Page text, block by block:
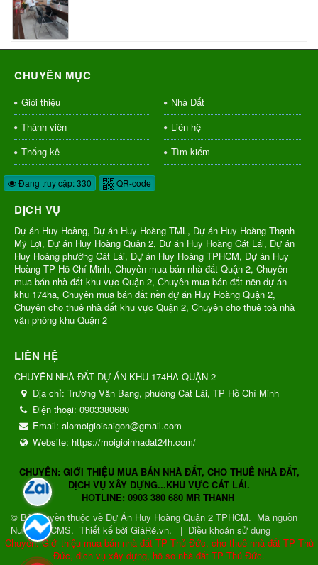
CHUYÊN MỤC
Giới thiệu
Nhà Đất
Thành viên
Liên hệ
Thống kê
Tìm kiếm
Đang truy cập: 330 QR-code
DỊCH VỤ
Dự án Huy Hoàng, Dự án Huy Hoàng TML, Dự án Huy Hoàng Thạnh
Mỹ Lợi, Dự án Huy Hoàng Quận 2, Dự án Huy Hoàng Cát Lái, Dự án
Huy Hoàng phường Cát Lái, Dự án Huy Hoàng TPHCM, Dự án Huy
Hoàng TP Hồ Chí Minh, Chuyên mua bán nhà đất Quận 2, Chuyên
mua bán nhà đất khu vực Quận 2, Chuyên mua bán đất nền dự án
khu 174ha, Chuyên mua bán đất nền dự án Huy Hoàng Quận 2,
Chuyên cho thuê nhà đất khu vực Quận 2, Chuyên cho thuê toà nhà
văn phòng khu Quận 2
LIÊN HỆ
CHUYÊN NHÀ ĐẤT DỰ ÁN KHU 174HA QUẬN 2
Địa chỉ: Trương Văn Bang, phường Cát Lái, TP Hồ Chí Minh
Điện thoại: 0903380680
Email: alomoigioisaigon@gmail.com
Website: https://moigioinhadat24h.com/
CHUYÊN: GIỚI THIỆU MUA BÁN NHÀ ĐẤT, CHO THUÊ NHÀ ĐẤT,
DỊCH VỤ XÂY DỰNG...KHU VỰC CÁT LÁI.
HOTLINE: 0903 380 680 MR THÀNH
© Bản quyền thuộc về Dự Án Huy Hoàng Quận 2 TPHCM. Mã nguồn
NukeViet CMS. Thiết kế bởi GiáRẻ.vn. | Điều khoản sử dụng
Chuyên: Giới thiệu mua bán nhà đất TP Thủ Đức, cho thuê nhà đất TP Thủ
Đức, dịch vụ xây dựng, hồ sơ nhà đất TP Thủ Đức.